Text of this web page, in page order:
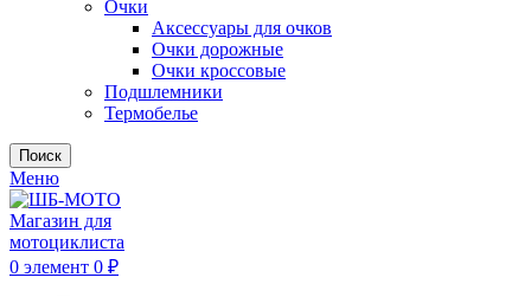
Очки
Аксессуары для очков
Очки дорожные
Очки кроссовые
Подшлемники
Термобелье
Поиск
Меню
0 элемент 0 ₽